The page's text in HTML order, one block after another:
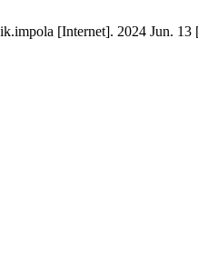
[Internet]. 2024 Jun.